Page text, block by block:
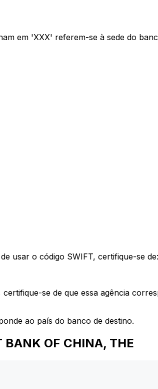
em 'XXX' referem-se à sede do
usar o código SWIFT, certifique-se de:
se de que essa agência
ao país do banco de destino.
OF CHINA, THE